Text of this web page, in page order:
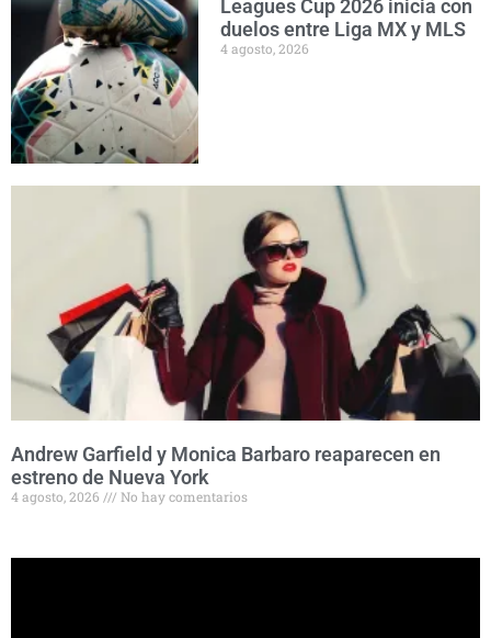
Leagues Cup 2026 inicia con
duelos entre Liga MX y MLS
4 agosto, 2026
Andrew Garfield y Monica Barbaro reaparecen en
estreno de Nueva York
4 agosto, 2026 No hay comentarios